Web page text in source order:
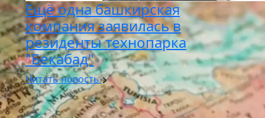
Ещё одна башкирская
компания заявилась в
резиденты технопарка
"Бекабад"
Читать новость